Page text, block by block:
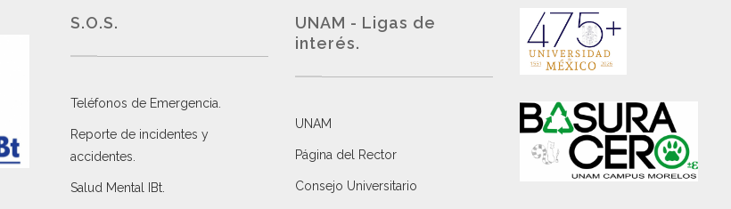
S.O.S.
Teléfonos de Emergencia.
Reporte de incidentes y
accidentes
Salud Mental IBt
UNAM - Ligas de
interés.
UNAM
Página del Rector
Consejo Universitario